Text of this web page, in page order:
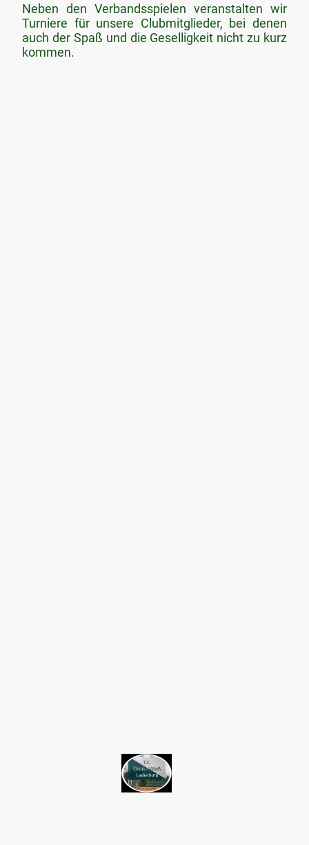
Neben den Verbandsspielen veranstalten wir
Turniere für unsere Clubmitglieder, bei denen
auch der Spaß und die Geselligkeit nicht zu kurz
kommen.